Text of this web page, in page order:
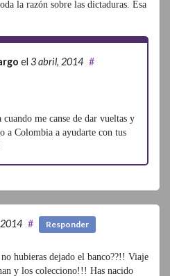
la razón sobre las dictaduras. Esa
el 3 abril, 2014 #
me canse de dar vueltas y
a Colombia a ayudarte con tus
# Responder
hubieras dejado el banco??!! Viaje
y los colecciono!!! Has nacido